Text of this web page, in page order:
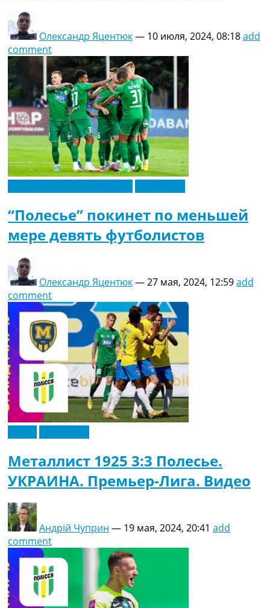
Олександр Яцентюк— 10 июля, 2024, 08:18add
comment
“Полесье” покинет по меньшей
мере девять футболистов
Олександр Яцентюк—27 мая, 2024, 12:59add
comment
Металлист 1925 3:3 Полесье.
УКРАИНА. Премьер-Лига. Видео
Андрій Чуприн — 19 мая, 2024, 20:41 add
comment